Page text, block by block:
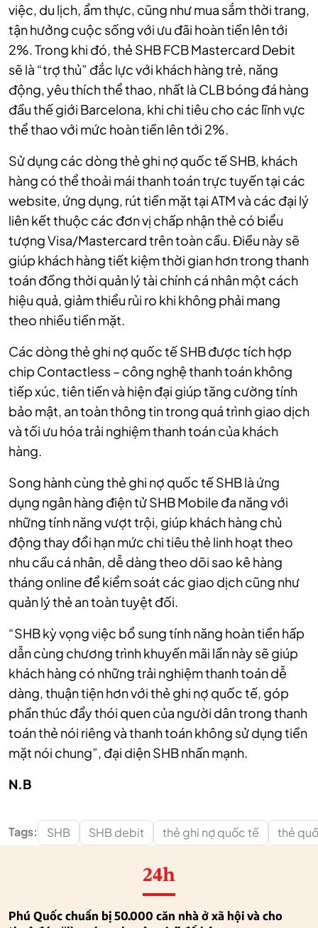
việc, du lịch, ẩm thực, cũng như mua sắm thời trang,
tận hưởng cuộc sống với ưu đãi hoàn tiền lên tới
2%. Trong khi đó, thẻ SHB FCB Mastercard Debit
sẽ là “trợ thủ” đắc lực với khách hàng trẻ, năng
động, yêu thích thể thao, nhất là CLB bóng đá hàng
đầu thế giới Barcelona, khi chi tiêu cho các lĩnh vực
thể thao với mức hoàn tiền lên tới 2%.
Sử dụng các dòng thẻ ghi nợ quốc tế SHB, khách
hàng có thể thoải mái thanh toán trực tuyến tại các
website, ứng dụng, rút tiền mặt tại ATM và các đại lý
liên kết thuộc các đơn vị chấp nhận thẻ có biểu
tượng Visa/Mastercard trên toàn cầu. Điều này sẽ
giúp khách hàng tiết kiệm thời gian hơn trong thanh
toán đồng thời quản lý tài chính cá nhân một cách
hiệu quả, giảm thiểu rủi ro khi không phải mang
theo nhiều tiền mặt.
Các dòng thẻ ghi nợ quốc tế SHB được tích hợp
chip Contactless – công nghệ thanh toán không
tiếp xúc, tiên tiến và hiện đại giúp tăng cường tính
bảo mật, an toàn thông tin trong quá trình giao dịch
và tối ưu hóa trải nghiệm thanh toán của khách
hàng.
Song hành cùng thẻ ghi nợ quốc tế SHB là ứng
dụng ngân hàng điện tử SHB Mobile đa năng với
những tính năng vượt trội, giúp khách hàng chủ
động thay đổi hạn mức chi tiêu thẻ linh hoạt theo
nhu cầu cá nhân, dễ dàng theo dõi sao kê hàng
tháng online để kiểm soát các giao dịch cũng như
quản lý thẻ an toàn tuyệt đối.
“SHB kỳ vọng việc bổ sung tính năng hoàn tiền hấp
dẫn cùng chương trình khuyến mãi lần này sẽ giúp
khách hàng có những trải nghiệm thanh toán dễ
dàng, thuận tiện hơn với thẻ ghi nợ quốc tế, góp
phần thúc đẩy thói quen của người dân trong thanh
toán thẻ nói riêng và thanh toán không sử dụng tiền
mặt nói chung”, đại diện SHB nhấn mạnh.
N.B
Tags: SHB SHB debit thẻ ghi nợ quốc tế thẻ
24h
Phú Quốc chuẩn bị 50.000 căn nhà ở xã hội và cho